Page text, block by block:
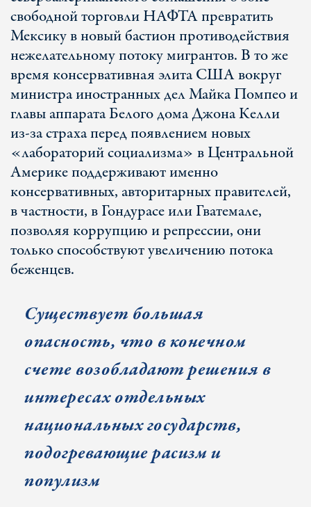
свободной торговли НАФТА превратить
Мексику в новый бастион противодействия
нежелательному потоку мигрантов. В то же
время консервативная элита США вокруг
министра иностранных дел Майка Помпео и
главы аппарата Белого дома Джона Келли
из-за страха перед появлением новых
«лабораторий социализма» в Центральной
Америке поддерживают именно
консервативных, авторитарных правителей,
в частности, в Гондурасе или Гватемале,
позволяя коррупцию и репрессии, они
только способствуют увеличению потока
беженцев.
Существует большая
опасность, что в конечном
счете возобладают решения в
интересах отдельных
национальных государств,
подогревающие расизм и
популизм